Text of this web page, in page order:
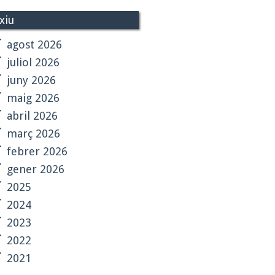
agost 2026
juliol 2026
juny 2026
maig 2026
abril 2026
març 2026
febrer 2026
gener 2026
2025
2024
2023
2022
2021